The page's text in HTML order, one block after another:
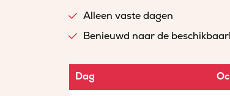
Alleen vaste dagen
Benieuwd naar de
Dag